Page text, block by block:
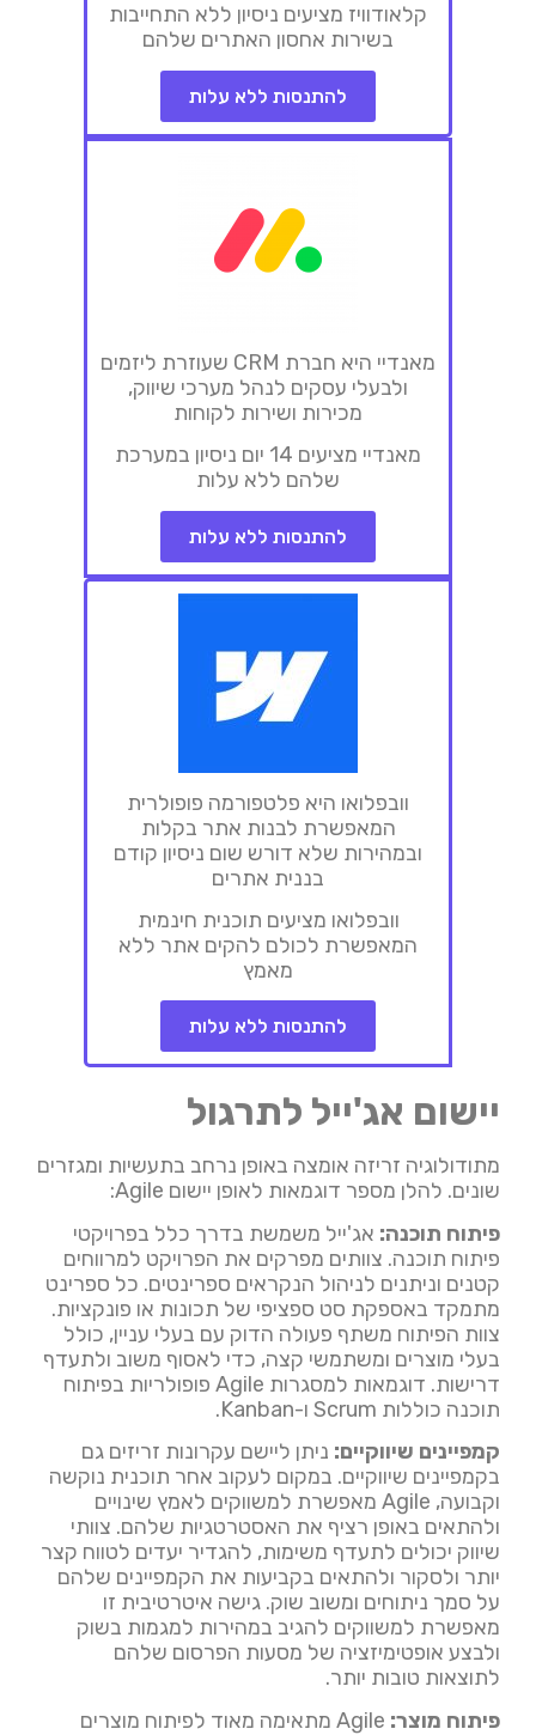
קלאודוויז מציעים ניסיון ללא התחייבות
בשירות אחסון האתרים שלהם
להתנסות ללא עלות
מאנדיי היא חברת CRM שעוזרת ליזמים
ולבעלי עסקים לנהל מערכי שיווק,
מכירות ושירות לקוחות
מאנדיי מציעים 14 יום ניסיון במערכת
שלהם ללא עלות
להתנסות ללא עלות
וובפלואו היא פלטפורמה פופולרית
המאפשרת לבנות אתר בקלות
ובמהירות שלא דורש שום ניסיון קודם
בננית אתרים
וובפלואו מציעים תוכנית חינמית
המאפשרת לכולם להקים אתר ללא
מאמץ
להתנסות ללא עלות
יישום אג'ייל לתרגול
מתודולוגיה זריזה אומצה באופן נרחב בתעשיות ומגזרים
שונים. להלן מספר דוגמאות לאופן יישום Agile:
פיתוח תוכנה: אג'ייל משמשת בדרך כלל בפרויקטי
פיתוח תוכנה. צוותים מפרקים את הפרויקט למרווחים
קטנים וניתנים לניהול הנקראים ספרינטים. כל ספרינט
מתמקד באספקת סט ספציפי של תכונות או פונקציות.
צוות הפיתוח משתף פעולה הדוק עם בעלי עניין, כולל
בעלי מוצרים ומשתמשי קצה, כדי לאסוף משוב ולתעדף
דרישות. דוגמאות למסגרות Agile פופולריות בפיתוח
תוכנה כוללות Scrum ו-Kanban.
קמפיינים שיווקיים: ניתן ליישם עקרונות זריזים גם
בקמפיינים שיווקיים. במקום לעקוב אחר תוכנית נוקשה
וקבועה, Agile מאפשרת למשווקים לאמץ שינויים
ולהתאים באופן רציף את האסטרטגיות שלהם. צוותי
שיווק יכולים לתעדף משימות, להגדיר יעדים לטווח קצר
יותר ולסקור ולהתאים בקביעות את הקמפיינים שלהם
על סמך ניתוחים ומשוב שוק. גישה איטרטיבית זו
מאפשרת למשווקים להגיב במהירות למגמות בשוק
ולבצע אופטימיזציה של מסעות הפרסום שלהם
לתוצאות טובות יותר.
פיתוח מוצר:
Agile מתאימה מאוד לפיתוח מוצרים